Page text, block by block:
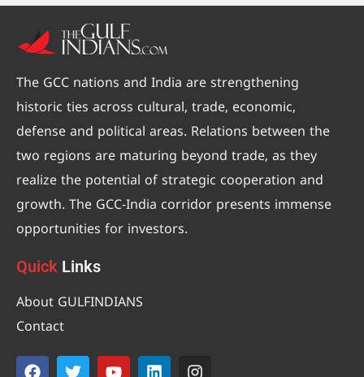
The GCC nations and India are strengthening
historic ties across cultural, trade, economic,
defense and political areas. Relations between the
two regions are maturing beyond trade, as they
realize the potential of strategic cooperation and
growth. The GCC-India corridor presents immense
opportunities for investors.
Quick Links
About GULFINDIANS
Contact